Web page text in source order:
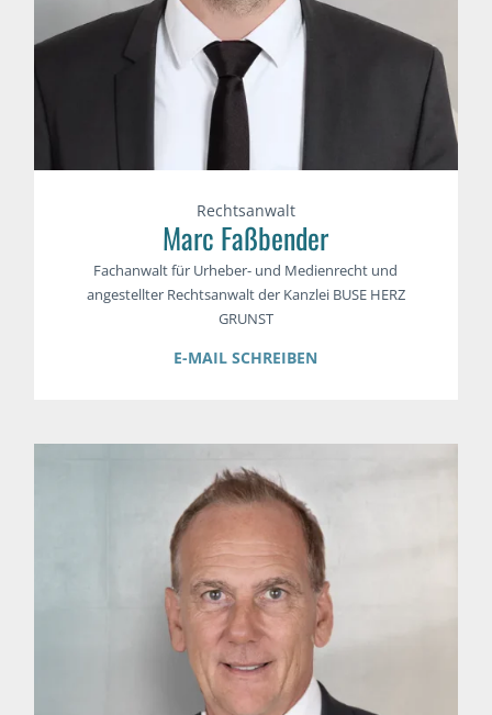
Rechtsanwalt
Marc Faßbender
Fachanwalt für Urheber- und Medienrecht und
angestellter Rechtsanwalt der Kanzlei BUSE HERZ
GRUNST
E-MAIL SCHREIBEN